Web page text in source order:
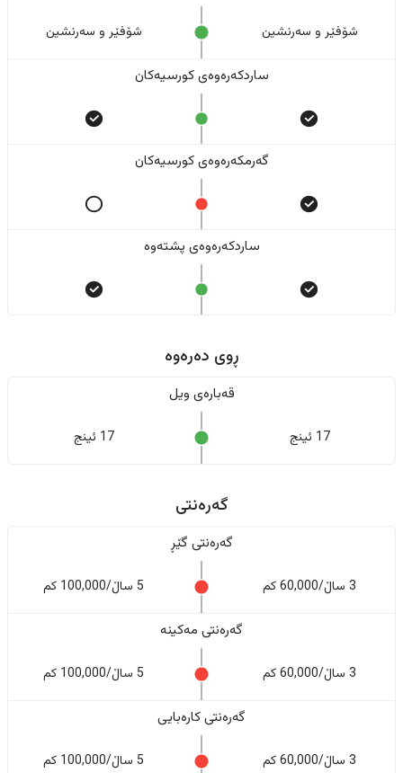
شۆفێر و سەرنشین شۆفێر و سەرنشین
ساردکەرەوەی کورسیەکان
گەرمکەرەوەی کورسیەکان
ساردکەرەوەی پشتەوە
ڕوی دەرەوە
قەبارەی ویل
17 ئینج 17 ئینج
گەرەنتی
گەرەنتی گێڕ
3 ساڵ/60,000 کم 5 ساڵ/100,000 کم
گەرەنتی مەکینە
3 ساڵ/60,000 کم 5 ساڵ/100,000 کم
گەرەنتی کارەبایی
3 ساڵ/60,000 کم 5 ساڵ/100,000 کم